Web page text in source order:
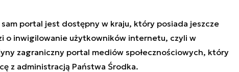
portal jest dostępny w kraju, który posiada jeszcze
o inwigilowanie użytkowników internetu, czyli w
zagraniczny portal mediów społecznościowych, który
z administracją Państwa Środka.